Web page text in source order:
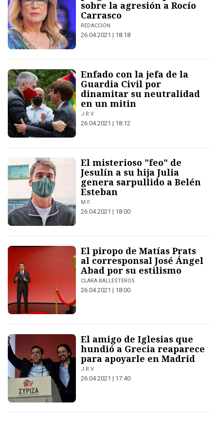
sobre la agresión a Rocío
Carrasco
REDACCIÓN
26.04.2021 | 18:18
Enfado con la jefa de la
Guardia Civil por
dinamitar su neutralidad
en un mitin
J.R.V
26.04.2021 | 18:12
El misterioso "feo" de
Jesulín a su hija Julia
genera sarpullido a Belén
Esteban
M.F.
26.04.2021 | 18:00
El piropo de Matías Prats
al corresponsal José Ángel
Abad por su estilismo
CLARA BALLESTEROS
26.04.2021 | 18:00
El amigo de Iglesias que
hundió a Grecia reaparece
para apoyarle en Madrid
J.R.V
26.04.2021 | 17:40